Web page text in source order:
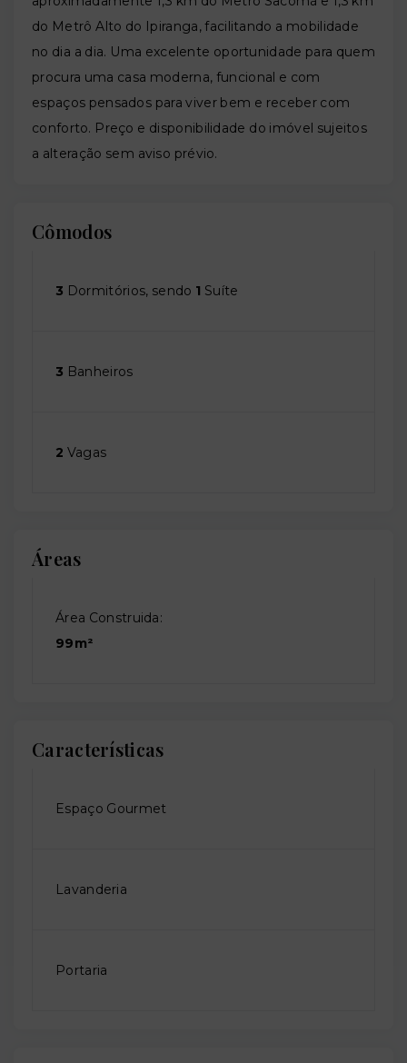
do Metrô Alto do Ipiranga, facilitando a mobilidade
no dia a dia. Uma excelente oportunidade para quem
procura uma casa moderna, funcional e com
espaços pensados para viver bem e receber com
conforto. Preço e disponibilidade do imóvel sujeitos
a alteração sem aviso prévio.
Cômodos
3 Dormitórios, sendo 1 Suíte
3 Banheiros
2 Vagas
Áreas
Área Construida:
99m²
Características
Espaço Gourmet
Lavanderia
Portaria